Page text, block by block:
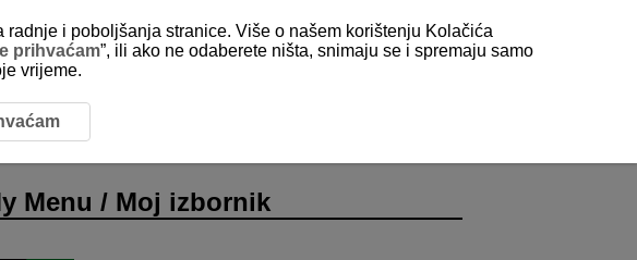
My Menu / Moj izbornik
Menu / Moj izbornik
i poboljšanja stranice. Više o našem korištenju Kolačića
prihvaćam”, ili ako ne odaberete ništa, snimaju se i spremaju samo
vrijeme.